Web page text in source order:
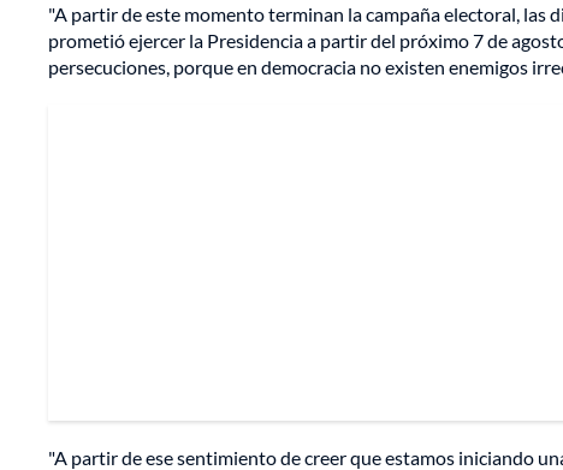
"A partir de este momento terminan la campaña electoral, las
prometió ejercer la Presidencia a partir del próximo 7 de
persecuciones, porque en democracia no existen enemigos
"A partir de ese sentimiento de creer que estamos iniciando